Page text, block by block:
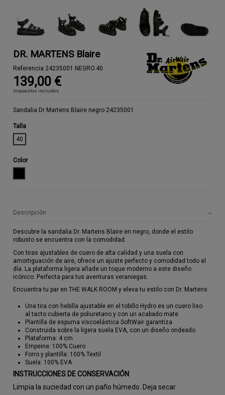
DR. MARTENS Blaire
Referencia 24235001.NEGRO.40
139,00 €
Impuestos incluidos
Sandalia Dr Martens Blaire negro 24235001
Talla
40
Color
Descripción
Descubre la sandalia Dr. Martens Blaire en negro, donde el estilo
robusto se encuentra con la comodidad.
Con tiras ajustables de cuero de alta calidad y una suela con
amortiguación de aire, ofrece un ajuste perfecto y comodidad todo el
día. La plataforma ligera añade un toque moderno a este diseño
icónico. Perfecta para tus aventuras veraniegas.
Encuentra tu par en THE WALK ROOM y eleva tu estilo con Dr. Martens
Una tira con hebilla ajustable en el tobillo Hydro es un cuero liso
al tacto cubierta de poliuretano y con un acabado mate
Plantilla de espuma viscoelástica SoftWair garantiza.
Construida sobre la ligera suela EVA, con un diseño ondeado
Plataforma: 4 cm
Empeine: 100% Cuero
Forro y plantilla: 100% Textil
Suela: 100% EVA
INSTRUCCIONES DE CONSERVACIÓN
Limpia la suciedad con un paño húmedo. Deja secar.